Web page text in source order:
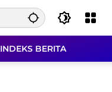
INDEKS BERITA